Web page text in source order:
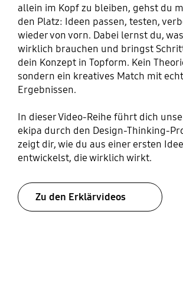
allein im Kopf zu bleiben, gehst du
den Platz: Ideen passen, testen,
wieder von vorn. Dabei lernst du,
wirklich brauchen und bringst
dein Konzept in Topform. Kein
sondern ein kreatives Match mit
Ergebnissen.
In dieser Video-Reihe führt dich
ekipa durch den Design-Thinking-
zeigt dir, wie du aus einer ersten
entwickelst, die wirklich wirkt.
Zu den Erklärvideos